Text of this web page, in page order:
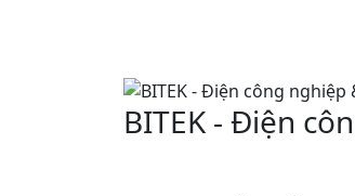
BITEK - Điện